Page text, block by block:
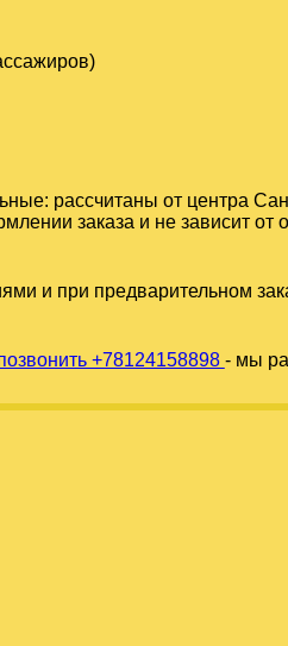
рассчитаны от центра
заказа и не зависит от
и при предварительном
+78124158898 - мы